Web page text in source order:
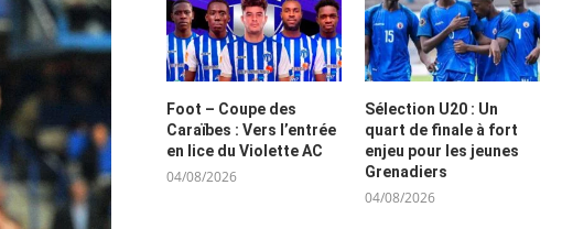
Foot – Coupe des
Caraïbes : Vers l’entrée
en lice du Violette AC
04/08/2026
Sélection U20 : Un
quart de finale à fort
enjeu pour les jeunes
Grenadiers
04/08/2026